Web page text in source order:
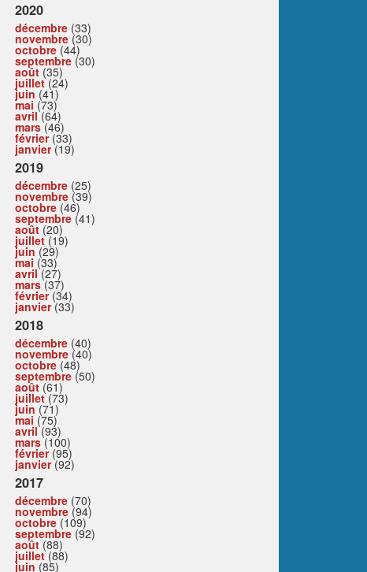
2020
décembre (33)
novembre (30)
octobre (44)
septembre (30)
août (35)
juillet(24)
juin (41)
mai (73)
avril(64)
mars(46)
février(33)
janvier(19)
2019
décembre (25)
novembre (39)
octobre (46)
septembre (41)
août (20)
juillet(19)
juin (29)
mai (33)
avril(27)
mars(37)
février(34)
janvier(33)
2018
décembre (40)
novembre (40)
octobre (48)
septembre (50)
août (61)
juillet(73)
juin (71)
mai (75)
avril(93)
mars(100)
février(95)
janvier(92)
2017
décembre (70)
novembre (94)
octobre (109)
septembre (92)
août (88)
juillet(88)
juin (85)